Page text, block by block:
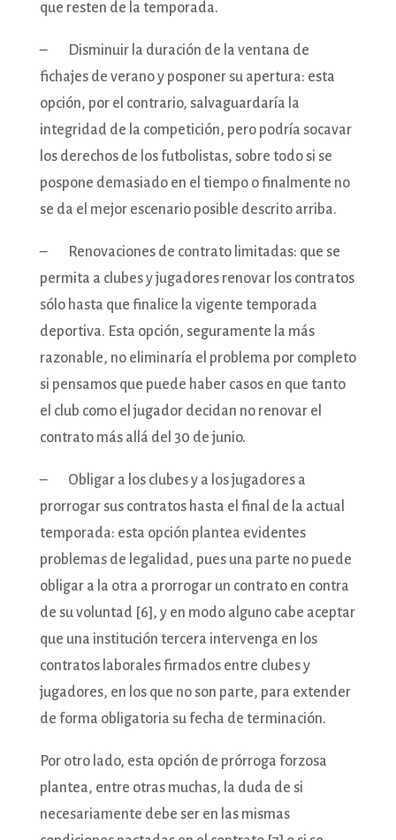
que resten de la temporada.
– Disminuir la duración de la ventana de
fichajes de verano y posponer su apertura: esta
opción, por el contrario, salvaguardaría la
integridad de la competición, pero podría socavar
los derechos de los futbolistas, sobre todo si se
pospone demasiado en el tiempo o finalmente no
se da el mejor escenario posible descrito arriba.
– Renovaciones de contrato limitadas: que se
permita a clubes y jugadores renovar los contratos
sólo hasta que finalice la vigente temporada
deportiva. Esta opción, seguramente la más
razonable, no eliminaría el problema por completo
si pensamos que puede haber casos en que tanto
el club como el jugador decidan no renovar el
contrato más allá del 30 de junio.
– Obligar a los clubes y a los jugadores a
prorrogar sus contratos hasta el final de la actual
temporada: esta opción plantea evidentes
problemas de legalidad, pues una parte no puede
obligar a la otra a prorrogar un contrato en contra
de su voluntad [6], y en modo alguno cabe aceptar
que una institución tercera intervenga en los
contratos laborales firmados entre clubes y
jugadores, en los que no son parte, para extender
de forma obligatoria su fecha de terminación.
Por otro lado, esta opción de prórroga forzosa
plantea, entre otras muchas, la duda de si
necesariamente debe ser en las mismas